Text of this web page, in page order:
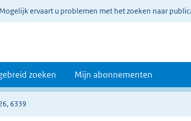
Mogelijk ervaart u problemen met het zoeken naar
zoeken Mijn abonnementen
6339